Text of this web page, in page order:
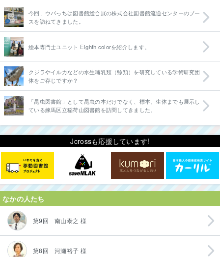
今回、ウパっちは図書館総合展の株式会社図書館流通センターのブー
スを訪ねてきました。
絵本専門士ユニット Eighth colorを紹介します。
クジラやイルカなどの水生哺乳類（鯨類）を研究している学術研究団
体をご存じですか？
「昆虫図書館」として昆虫の本だけでなく、標本、生体までも展示し
ている練馬区立稲荷山図書館を訪問してきました。
Jcrossも応援しています!
なかの人たち
第9回 南山泰之 様
第8回 河瀬裕子 様